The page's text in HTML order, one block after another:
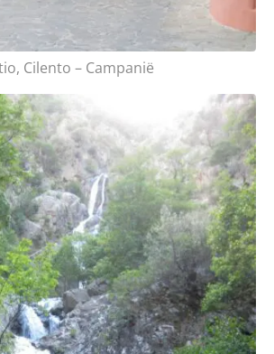
Cilento – Campanië